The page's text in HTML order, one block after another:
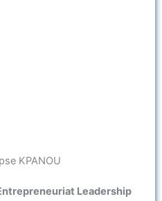
KPANOU
Leadership